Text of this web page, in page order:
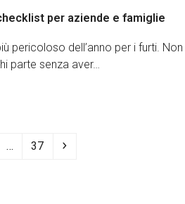
per aziende e famiglie
pericoloso dell’anno per i furti. Non
parte senza aver…
… Pagina
37 Successivo